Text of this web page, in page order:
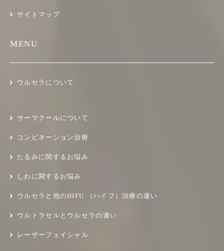
サイトマップ
MENU
ウルセラについて
サーマクールについて
コンビネーション治療
たるみに関するお悩み
しわに関するお悩み
ウルセラと他のHIFU （ハイフ）治療の違い
ウルトラセルとウルセラの違い
レーザーフェイシャル